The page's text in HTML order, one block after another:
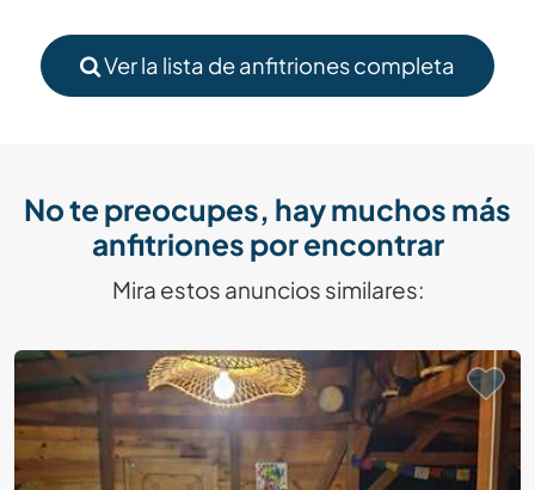
Ver la lista de anfitriones completa
No te preocupes, hay muchos más
anfitriones por encontrar
Mira estos anuncios similares: